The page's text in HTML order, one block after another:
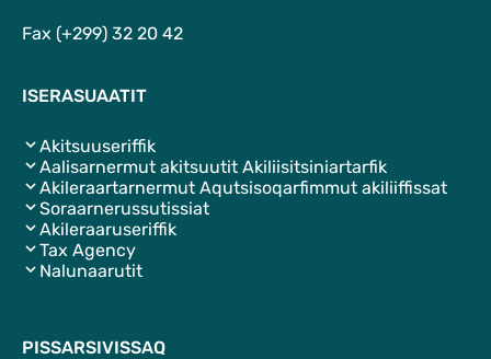
Fax (+299) 32 20 42
ISERASUAATIT
Akitsuuseriffik
Aalisarnermut akitsuutit Akiliisitsiniartarfik
Akileraartarnermut Aqutsisoqarfimmut akiliiffissat
Soraarnerussutissiat
Akileraaruseriffik
Tax Agency
Nalunaarutit
PISSARSIVISSAQ